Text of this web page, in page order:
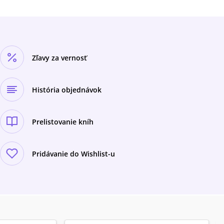
Zľavy za vernosť
História objednávok
Prelistovanie kníh
Pridávanie do Wishlist-u